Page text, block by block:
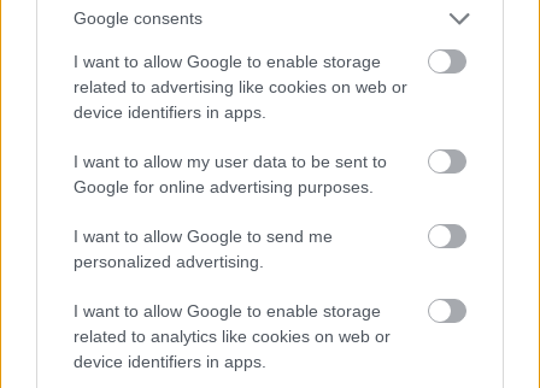
Google consents
I want to allow Google to enable storage
related to advertising like cookies on web or
device identifiers in apps.
I want to allow my user data to be sent to
Google for online advertising purposes.
I want to allow Google to send me
personalized advertising.
I want to allow Google to enable storage
related to analytics like cookies on web or
device identifiers in apps.
Σκύλοι θεραπείας βοηθούν ανθρώπους που
αναρρώνουν από εγκεφαλικό να είναι πιο δραστήριοι